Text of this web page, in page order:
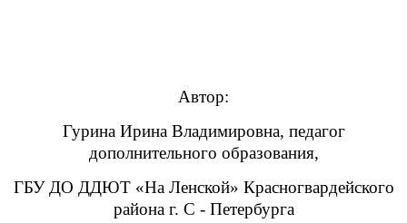
Автор:
Гурина Ирина Владимировна, педагог
дополнительного образования,
ГБУ ДО ДДЮТ «На Ленской» Красногвардейского
района г. С - Петербурга